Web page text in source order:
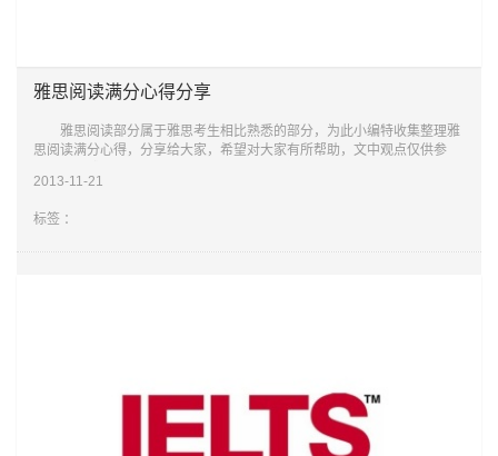
雅思阅读满分心得分享
雅思阅读部分属于雅思考生相比熟悉的部分，为此小编特收集整理雅
思阅读满分心得，分享给大家，希望对大家有所帮助，文中观点仅供参
可对全文
2013-11-21
标签 ：